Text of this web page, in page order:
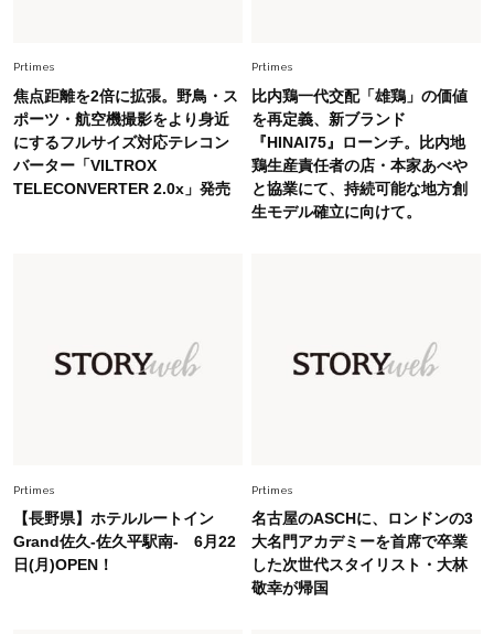
Fashion 2026.6.12
中村ゆりさん「40代になり、やっと“仕事以外の
幸福感”に目が向いた」ライフスタイルも、服も
Fashion 2026.5.29
40代の夏通勤はこれ１着！「きちんと感」も
初夏はこれさえあれば！40代は【淡色ワンピ】
で即涼しげ＆上品見え〈3選〉
Prtimes
焦点距離を2倍に拡張。野鳥・ス
ポーツ・航空機撮影をより身近
にするフルサイズ対応テレコン
バーター「VILTROX
TELECONVERTER 2.0x」発売
Prtimes
比内鶏一代交配「雄鶏」の価値
を再定義、新ブランド
『HINAI75』ローンチ。比内地
鶏生産責任者の店・本家あべや
と協業にて、持続可能な地方創
生モデル確立に向けて。
Prtimes
【長野県】ホテルルートイン
Grand佐久-佐久平駅南- 6月22
日(月)OPEN！
Prtimes
名古屋のASCHに、ロンドンの3
大名門アカデミーを首席で卒業
した次世代スタイリスト・大林
敬幸が帰国